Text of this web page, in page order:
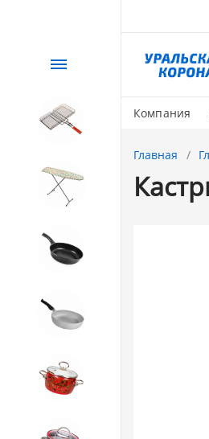
Компания
Каталог
СЕЗОННЫЙ товар
1. Завод Исток
Главная